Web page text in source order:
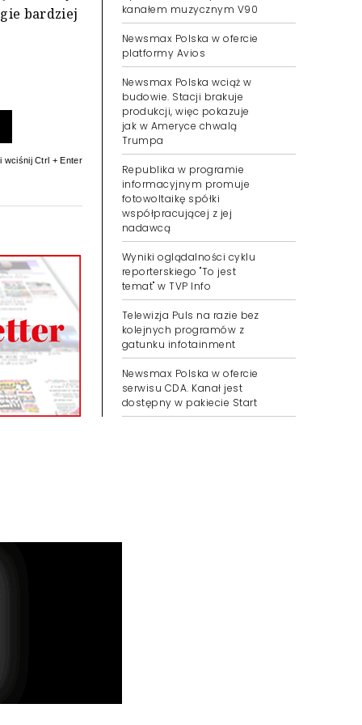
bardziej
wciśnij Ctrl + Enter
kanałem muzycznym V90
Newsmax Polska w ofercie
platformy Avios
Newsmax Polska wciąż w
budowie. Stacji brakuje
produkcji, więc pokazuje
jak w Ameryce chwalą
Trumpa
Republika w programie
informacyjnym promuje
fotowoltaikę spółki
współpracującej z jej
nadawcą
Wyniki oglądalności cyklu
reporterskiego "To jest
temat" w TVP Info
Telewizja Puls na razie bez
kolejnych programów z
gatunku infotainment
Newsmax Polska w ofercie
serwisu CDA. Kanał jest
dostępny w pakiecie Start